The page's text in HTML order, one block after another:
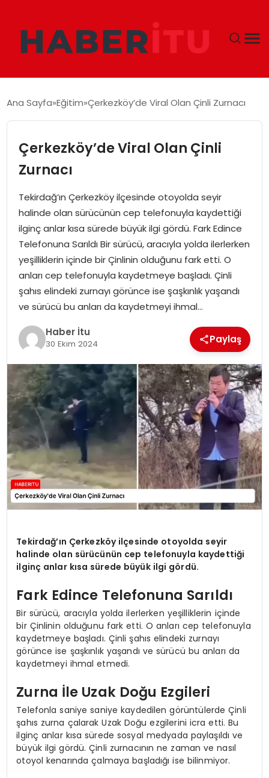
DÜNYA
EKONOMI
TEKNOLOJI
EĞITIM
MAGAZIN
SPOR
YAŞAM
Ana Sayfa Eğitim Çerkezköy’de Viral Olan Çinli Zurnacı
Çerkezköy’de Viral Olan Çinli
Zurnacı
Tekirdağ’ın Çerkezköy ilçesinde otoyolda seyir
halinde olan sürücünün cep telefonuyla kaydettiği
ilginç anlar kısa sürede büyük ilgi gördü. Fark Edince
Telefonuna Sarıldı Bir sürücü, aracıyla yolda ilerlerken
yeşilliklerin içinde bir Çinlinin olduğunu fark etti. O
anları cep telefonuyla kaydetmeye başladı. Çinli
şahıs elindeki zurnayı görünce ise şaşkınlık yaşandı
ve sürücü bu anları da kaydetmeyi ihmal…
Haber İtu
30 Ekim 2024 Paylaş
Tekirdağ’ın Çerkezköy ilçesinde otoyolda seyir
halinde olan sürücünün cep telefonuyla kaydettiği
ilginç anlar kısa sürede büyük ilgi gördü.
Fark Edince Telefonuna Sarıldı
Bir sürücü, aracıyla yolda ilerlerken yeşilliklerin içinde
bir Çinlinin olduğunu fark etti. O anları cep telefonuyla
kaydetmeye başladı. Çinli şahıs elindeki zurnayı
görünce ise şaşkınlık yaşandı ve sürücü bu anları da
kaydetmeyi ihmal etmedi.
Zurna İle Uzak Doğu Ezgileri
Telefonla saniye saniye kaydedilen görüntülerde Çinli
şahıs zurna çalarak Uzak Doğu ezgilerini icra etti. Bu
ilginç anlar kısa sürede sosyal medyada paylaşıldı ve
büyük ilgi gördü. Çinli zurnacının ne zaman ve nasıl
otoyol kenarında çalmaya başladığı ise bilinmiyor.